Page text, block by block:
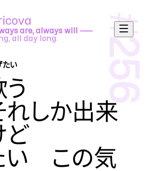
#
are, always will ⸺
all day long.
たい
れしか出来
ど
い この気